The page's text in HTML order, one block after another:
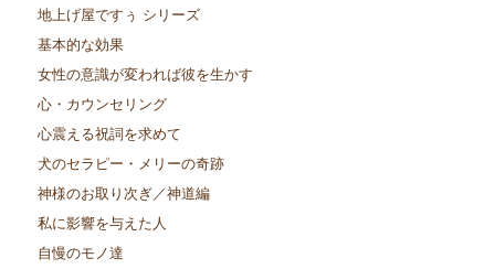
地上げ屋ですぅ シリーズ
基本的な効果
女性の意識が変われば彼を生かす
心・カウンセリング
心震える祝詞を求めて
犬のセラピー・メリーの奇跡
神様のお取り次ぎ／神道編
私に影響を与えた人
自慢のモノ達